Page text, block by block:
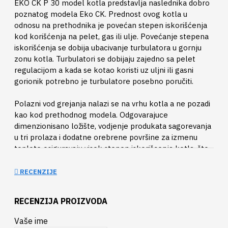
EKO CK P 30 model kotla predstavlja naslednika dobro
poznatog modela Eko CK. Prednost ovog kotla u
odnosu na prethodnika je povećan stepen iskorišćenja
kod korišćenja na pelet, gas ili ulje. Povećanje stepena
iskorišćenja se dobija ubacivanje turbulatora u gornju
zonu kotla. Turbulatori se dobijaju zajedno sa pelet
regulacijom a kada se kotao koristi uz uljni ili gasni
gorionik potrebno je turbulatore posebno poručiti.
Polazni vod grejanja nalazi se na vrhu kotla a ne pozadi
kao kod prethodnog modela. Odgovarajuce
dimenzionisano ložište, vodjenje produkata sagorevanja
u tri prolaza i dodatne orebrene površine za izmenu
toplote osiguravaju visok stepen iskorišcenja kotla, što
montaža gorionika je jednostavna i brza na fabrički
radom gorionika (dodatna oprema).
RECENZIJE
RECENZIJA PROIZVODA
Vaše ime